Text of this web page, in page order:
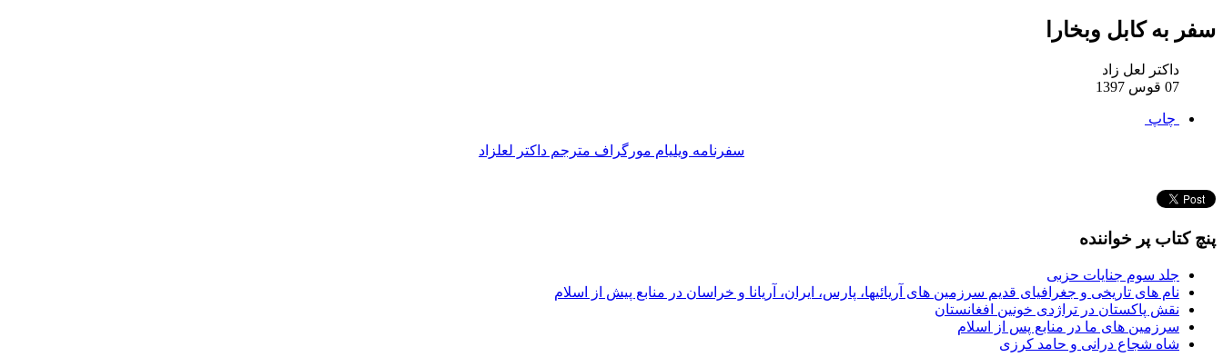
سفر به کابل وبخارا
داکتر لعل زاد
07 قوس 1397
چاپ
سفرنامه ویلیام مورگراف مترجم داکتر لعلزاد
پنچ کتاب پر خواننده
جلد سوم جنایات حزبی
نام های تاریخی و جغرافیای قدیم سرزمین های آریائیها، پارس، ایران، آریانا و خراسان در منابع پیش از اسلام
نقش پاکستان در تراژدی خونین افغانستان
سرزمین های ما در منابع پس از اسلام
شاه شجاع درانی و حامد کرزی